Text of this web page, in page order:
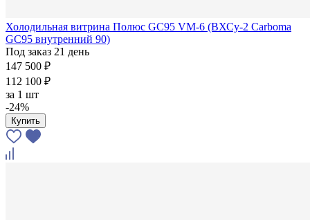
Холодильная витрина Полюс GC95 VM-6 (ВХСу-2 Carboma
GC95 внутренний 90)
Под заказ 21 день
147 500 ₽
112 100 ₽
за 1 шт
-24%
Купить